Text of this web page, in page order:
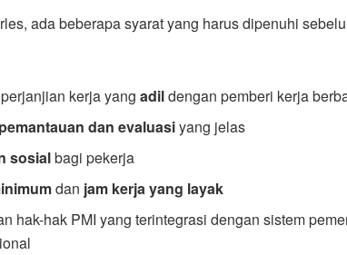
ada beberapa syarat yang harus dipenuhi
kerja yangadildengan pemberi kerja
dan evaluasiyang jelas
sosialbagi pekerja
dan jam kerja yang layak
hak-hak PMI yang terintegrasi dengan sistem